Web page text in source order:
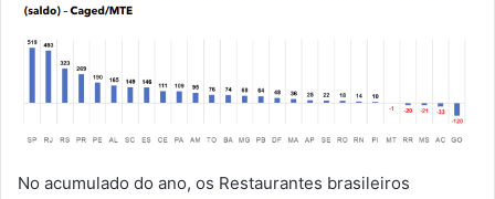
No acumulado do ano, os Restaurantes brasileiros